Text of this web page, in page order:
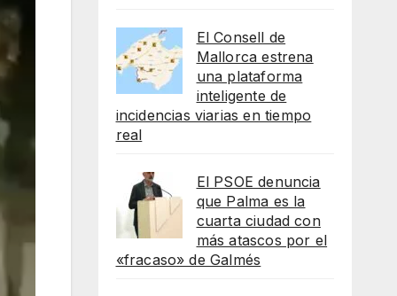
El Consell de
Mallorca estrena
una plataforma
inteligente de
incidencias viarias en tiempo
real
El PSOE denuncia
que Palma es la
cuarta ciudad con
más atascos por el
«fracaso» de Galmés